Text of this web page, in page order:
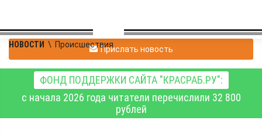
НОВОСТИ \ ПроисшествияПрислать новость
ФОНД ПОДДЕРЖКИ САЙТА "КРАСРАБ.РУ":
с начала 2026 года читатели перечислили 32 800
рублей